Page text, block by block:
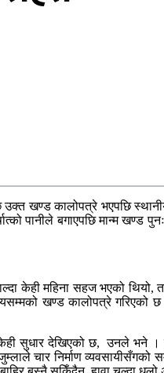
उक्त खण्ड कालोपत्रे भएपछि
पानीले बगाएपछि मान्म खण्ड
महिना सहज भएको थियो, तर
खण्ड कालोपत्रे गरिएको
सुधार देखिएको छ, उनले भने ।
चार निर्माण व्यवसायीसँगको